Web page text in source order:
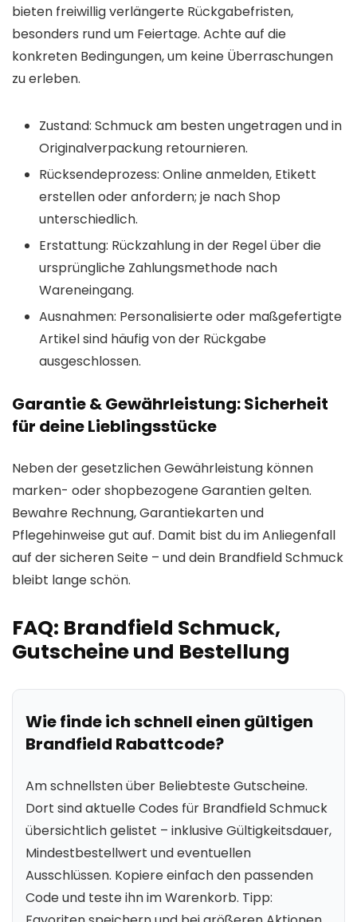
bieten freiwillig verlängerte Rückgabefristen,
besonders rund um Feiertage. Achte auf die
konkreten Bedingungen, um keine Überraschungen
zu erleben.
Zustand: Schmuck am besten ungetragen und in
Originalverpackung retournieren.
Rücksendeprozess: Online anmelden, Etikett
erstellen oder anfordern; je nach Shop
unterschiedlich.
Erstattung: Rückzahlung in der Regel über die
ursprüngliche Zahlungsmethode nach
Wareneingang.
Ausnahmen: Personalisierte oder maßgefertigte
Artikel sind häufig von der Rückgabe
ausgeschlossen.
Garantie & Gewährleistung: Sicherheit
für deine Lieblingsstücke
Neben der gesetzlichen Gewährleistung können
marken- oder shopbezogene Garantien gelten.
Bewahre Rechnung, Garantiekarten und
Pflegehinweise gut auf. Damit bist du im Anliegenfall
auf der sicheren Seite – und dein Brandfield Schmuck
bleibt lange schön.
FAQ: Brandfield Schmuck,
Gutscheine und Bestellung
Wie finde ich schnell einen gültigen
Brandfield Rabattcode?
Am schnellsten über Beliebteste Gutscheine.
Dort sind aktuelle Codes für Brandfield Schmuck
übersichtlich gelistet – inklusive Gültigkeitsdauer,
Mindestbestellwert und eventuellen
Ausschlüssen. Kopiere einfach den passenden
Code und teste ihn im Warenkorb. Tipp: